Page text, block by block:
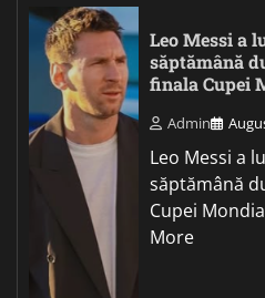
Leo Messi a
săptămână
finala Cupei
Admin
Leo Messi a
săptămână
Cupei
More